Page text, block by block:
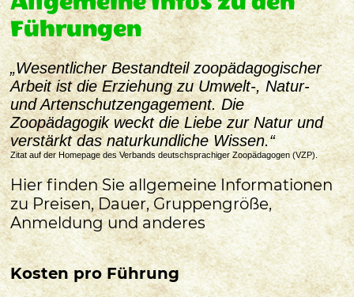
Führungen
„Wesentlicher Bestandteil zoopädagogischer
Arbeit ist die Erziehung zu Umwelt‑, Natur‑
und Artenschutzengagement. Die
Zoopädagogik weckt die Liebe zur Natur und
verstärkt das naturkundliche Wissen.“
Zitat auf der Homepage des Verbands deutschsprachiger Zoopädagogen (VZP).
Hier finden Sie allgemeine Informationen
zu Preisen, Dauer, Gruppengröße,
Anmeldung und anderes
Kosten pro Führung